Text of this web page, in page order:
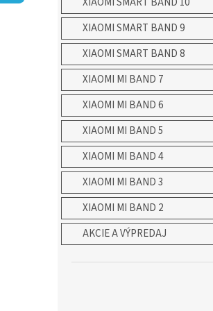
XIAOMI SMART BAND 9
XIAOMI SMART BAND 8
XIAOMI MI BAND 7
XIAOMI MI BAND 6
XIAOMI MI BAND 5
XIAOMI MI BAND 4
XIAOMI MI BAND 3
XIAOMI MI BAND 2
AKCIE A VÝPREDAJ